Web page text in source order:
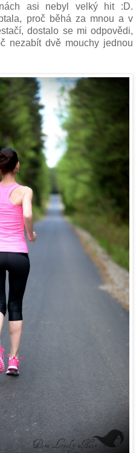
asi nebyl velký hit :D.
proč běhá za mnou a v
dostalo se mi odpovědi,
nezabít dvě mouchy jednou